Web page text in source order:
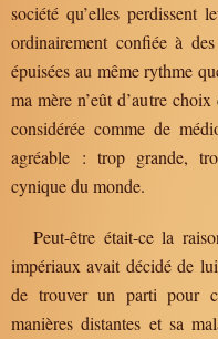
société qu’elles perdissent
ordinairement confiée à
épuisées au même rythme
ma mère n’eût d’autre
considérée comme de
agréable : trop grande,
cynique du monde.
Peut-être était-ce la
impériaux avait décidé de
de trouver un parti pour
manières distantes et sa